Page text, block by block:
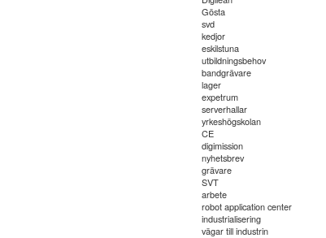
Gösta
svd
kedjor
eskilstuna
utbildningsbehov
bandgrävare
lager
expetrum
serverhallar
yrkeshögskolan
CE
digimission
nyhetsbrev
grävare
SVT
arbete
robot application center
industrialisering
vägar till industrin